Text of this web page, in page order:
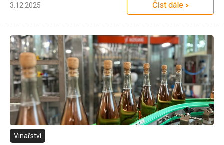
3.12.2025 Číst dále
Vinařství